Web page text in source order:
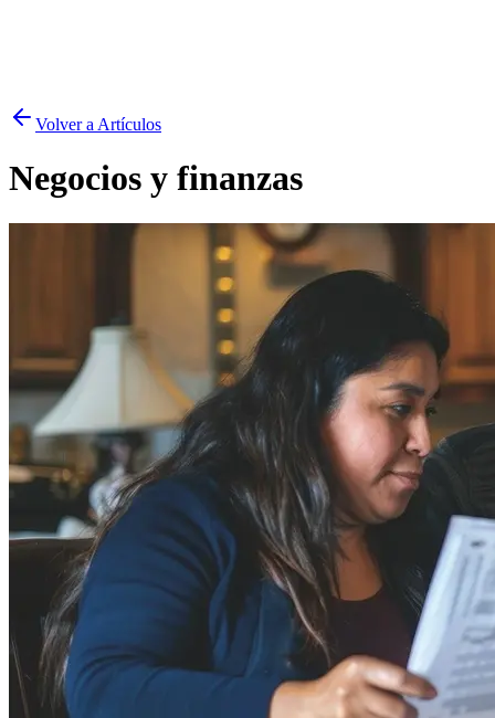
Volver a Artículos
Negocios y finanzas